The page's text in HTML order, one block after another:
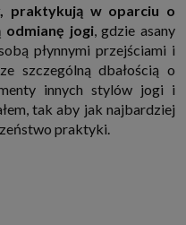
dane podwykonawcom IT,
etc. Zrobią to jedynie na
danych zobowiązującej
danych i niekorzystania z
internetowych takich jak pliki
i przetwarzania danych
W ten sposób technologię tę
SAGIER oraz nasi Zaufani
praktykują w oparciu o
odmianę jogi,​ gdzie asany
płynnymi przejściami i
szczególną dbałością o
innych stylów jogi i
tak aby jak najbardziej
praktyki.